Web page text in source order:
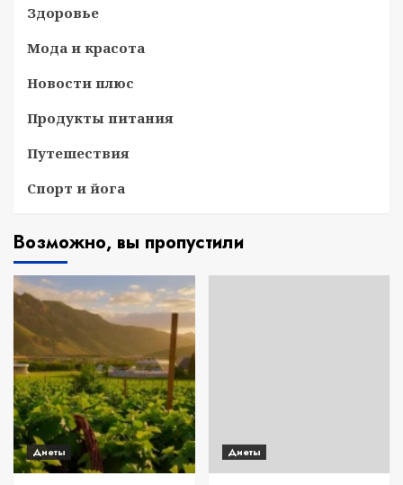
Здоровье
Мода и красота
Новости плюс
Продукты питания
Путешествия
Спорт и йога
Возможно, вы пропустили
Диеты Диеты